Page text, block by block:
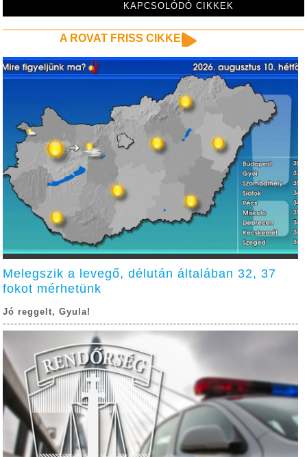
KAPCSOLÓDÓ CIKKEK
A ROVAT FRISS CIKKEI
Melegszik a levegő, délután általában 32, 37
fokot mérhetünk
Jó reggelt, Gyula!